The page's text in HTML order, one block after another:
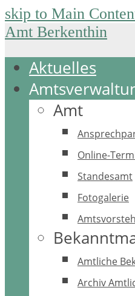
skip to Main
Amt Berkenthin
Aktuelles
Amt
Online-
Standesamt
Fotogalerie
Amtliche
Archiv